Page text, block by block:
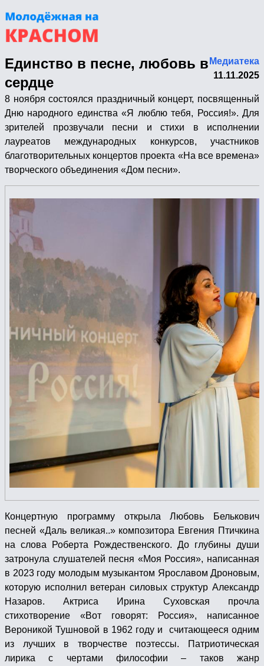
Единство в песне, любовь в
сердце
Медиатека
11.11.2025
8 ноября состоялся праздничный концерт, посвященный
Дню народного единства «Я люблю тебя, Россия!». Для
зрителей прозвучали песни и стихи в исполнении
лауреатов международных конкурсов, участников
благотворительных концертов проекта «На все времена»
творческого объединения «Дом песни».
Концертную программу открыла Любовь Белькович
песней «Даль великая..» композитора Евгения Птичкина
на слова Роберта Рождественского. До глубины души
затронула слушателей песня «Моя Россия», написанная
в 2023 году молодым музыкантом Ярославом Дроновым,
которую исполнил ветеран силовых структур Александр
Назаров. Актриса Ирина Суховская прочла
стихотворение «Вот говорят: Россия», написанное
Вероникой Тушновой в 1962 году и считающееся одним
из лучших в творчестве поэтессы. Патриотическая
лирика с чертами философии – таков жанр